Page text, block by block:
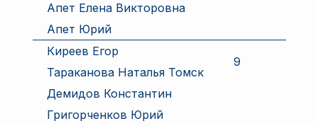
Апет Елена Викторовна
Апет Юрий
Киреев Егор
9
Тараканова Наталья Томск
Демидов Константин
Григорченков Юрий